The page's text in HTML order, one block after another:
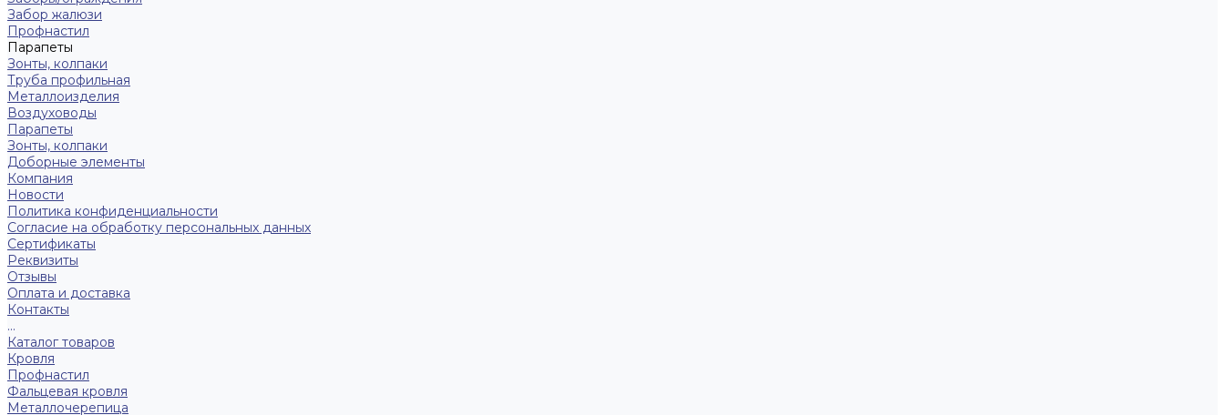
Забор жалюзи
Профнастил
Парапеты
Зонты, колпаки
Труба профильная
Металлоизделия
Воздуховоды
Парапеты
Зонты, колпаки
Доборные элементы
Компания
Новости
Политика конфиденциальности
Согласие на обработку персональных данных
Сертификаты
Реквизиты
Отзывы
Оплата и доставка
Контакты
...
Каталог товаров
Кровля
Профнастил
Фальцевая кровля
Металлочерепица